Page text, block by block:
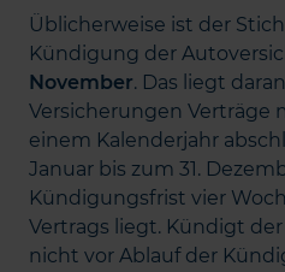
Üblicherweise ist der
Kündigung der
November. Das liegt
Versicherungen Verträge
einem Kalenderjahr
Januar bis zum 31.
Kündigungsfrist vier
Vertrags liegt. Kündigt
nicht vor Ablauf der